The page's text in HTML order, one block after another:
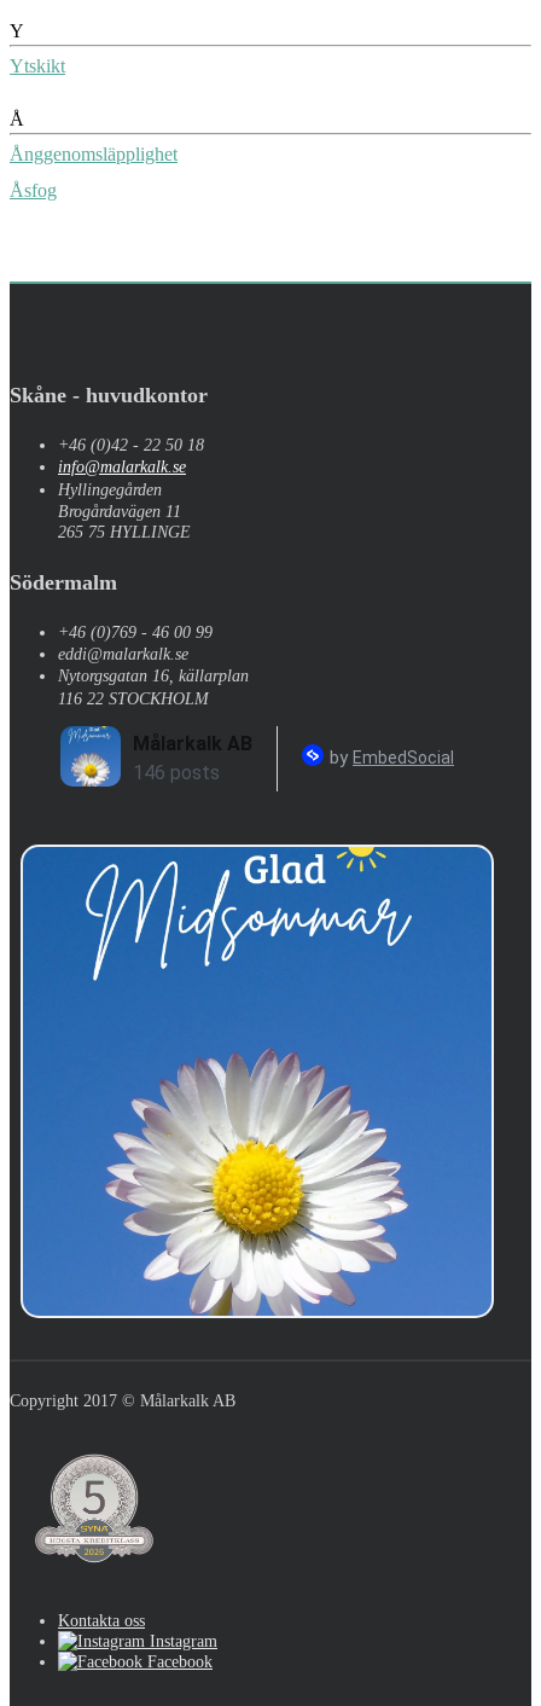
Y
Ytskikt
Å
Ånggenomsläpplighet
Åsfog
Skåne - huvudkontor
+46 (0)42 - 22 50 18
info@malarkalk.se
Hyllingegården
Brogårdavägen 11
265 75 HYLLINGE
Södermalm
+46 (0)769 - 46 00 99
eddi@malarkalk.se
Nytorgsgatan 16, källarplan
116 22 STOCKHOLM
Copyright 2017 © Målarkalk AB
Kontakta oss
Instagram
Facebook